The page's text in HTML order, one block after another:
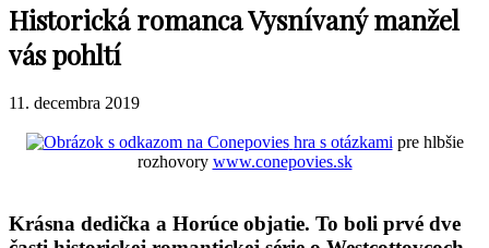
Historická romanca Vysnívaný manžel
vás pohltí
11. decembra 2019
hra s otázkami pre hlbšie
rozhovory www.conepovies.sk
Krásna dedička a Horúce objatie. To boli prvé dve